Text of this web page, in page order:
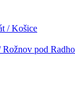
/ Košice
pod